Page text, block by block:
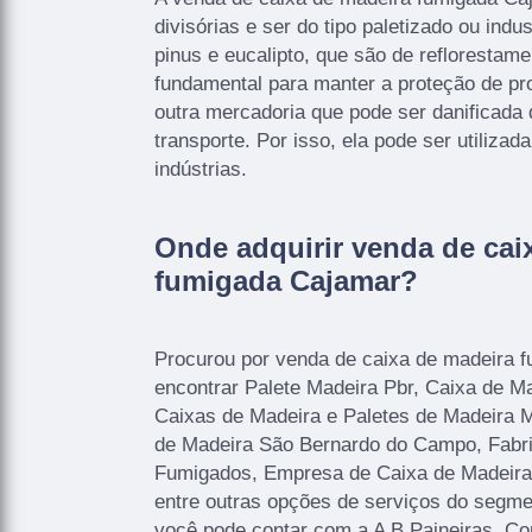
divisórias e ser do tipo paletizado ou
pinus e eucalipto, que são de
fundamental para manter a proteção de
outra mercadoria que pode ser danificada
transporte. Por isso, ela pode ser
indústrias.
Onde adquirir venda de
fumigada Cajamar?
Procurou por venda de caixa de madeira
encontrar Palete Madeira Pbr, Caixa de
Caixas de Madeira e Paletes de Madeira
de Madeira São Bernardo do Campo,
Fumigados, Empresa de Caixa de
entre outras opções de serviços do